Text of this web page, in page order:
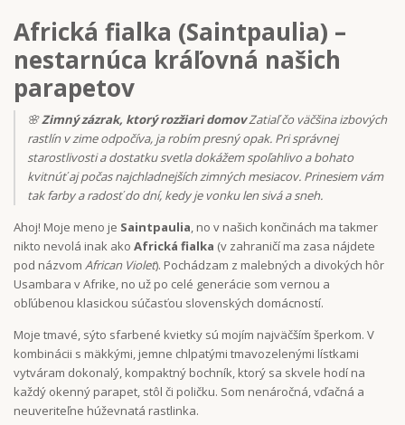
Africká fialka (Saintpaulia) –
nestarnúca kráľovná našich
parapetov
🌸Zimný zázrak, ktorý rozžiari domovZatiaľ čo väčšina izbových
rastlín v zime odpočíva, ja robím presný opak. Pri správnej
starostlivosti a dostatku svetla dokážem spoľahlivo a bohato
kvitnúť aj počas najchladnejších zimných mesiacov. Prinesiem vám
tak farby a radosť do dní, kedy je vonku len sivá a sneh.
Ahoj! Moje meno je Saintpaulia, no v našich končinách ma takmer
nikto nevolá inak ako Africká fialka (v zahraničí ma zasa nájdete
pod názvom African Violet). Pochádzam z malebných a divokých hôr
Usambara v Afrike, no už po celé generácie som vernou a
obľúbenou klasickou súčasťou slovenských domácností.
Moje tmavé, sýto sfarbené kvietky sú mojím najväčším šperkom. V
kombinácii s mäkkými, jemne chlpatými tmavozelenými lístkami
vytváram dokonalý, kompaktný bochník, ktorý sa skvele hodí na
každý okenný parapet, stôl či poličku. Som nenáročná, vďačná a
neuveriteľne húževnatá rastlinka.